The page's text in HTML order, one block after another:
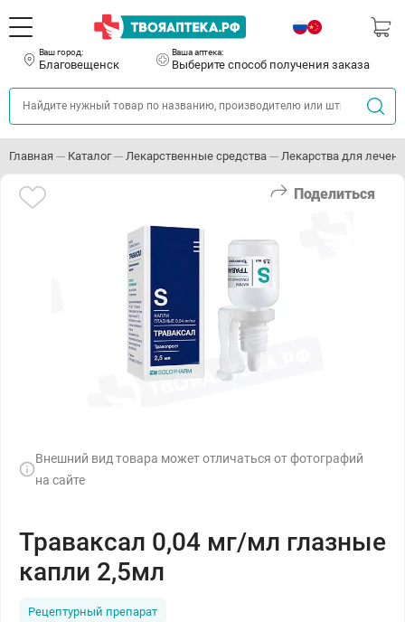
Ваш город:
Благовещенск
Ваша аптека:
Выберите способ получения заказа
Главная Каталог Лекарственные средства Лекарства для
Поделиться
Внешний вид товара может отличаться от фотографий
на сайте
Траваксал 0,04 мг/мл глазные
капли 2,5мл
Рецептурный препарат